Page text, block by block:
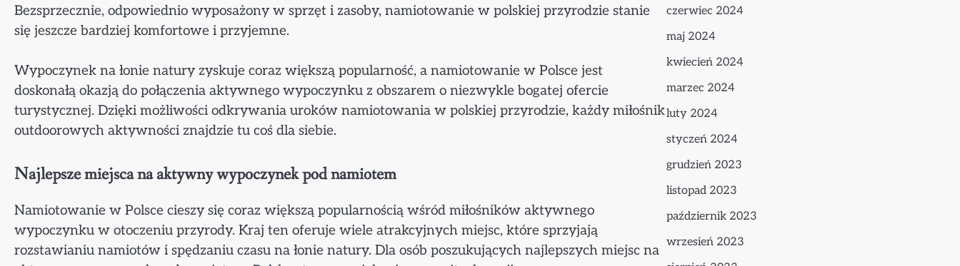
Bezsprzecznie, odpowiednio wyposażony w sprzęt i zasoby, namiotowanie w polskiej przyrodzie stanie
się jeszcze bardziej komfortowe i przyjemne.
Wypoczynek na łonie natury zyskuje coraz większą popularność, a namiotowanie w Polsce jest
doskonałą okazją do połączenia aktywnego wypoczynku z obszarem o niezwykle bogatej ofercie
turystycznej. Dzięki możliwości odkrywania uroków namiotowania w polskiej przyrodzie, każdy miłośnik
outdoorowych aktywności znajdzie tu coś dla siebie.
Najlepsze miejsca na aktywny wypoczynek pod namiotem
Namiotowanie w Polsce cieszy się coraz większą popularnością wśród miłośników aktywnego
wypoczynku w otoczeniu przyrody. Kraj ten oferuje wiele atrakcyjnych miejsc, które sprzyjają
rozstawianiu namiotów i spędzaniu czasu na łonie natury. Dla osób poszukujących najlepszych miejsc na
czerwiec 2024
maj 2024
kwiecień 2024
marzec 2024
luty 2024
styczeń 2024
grudzień 2023
listopad 2023
październik 2023
wrzesień 2023